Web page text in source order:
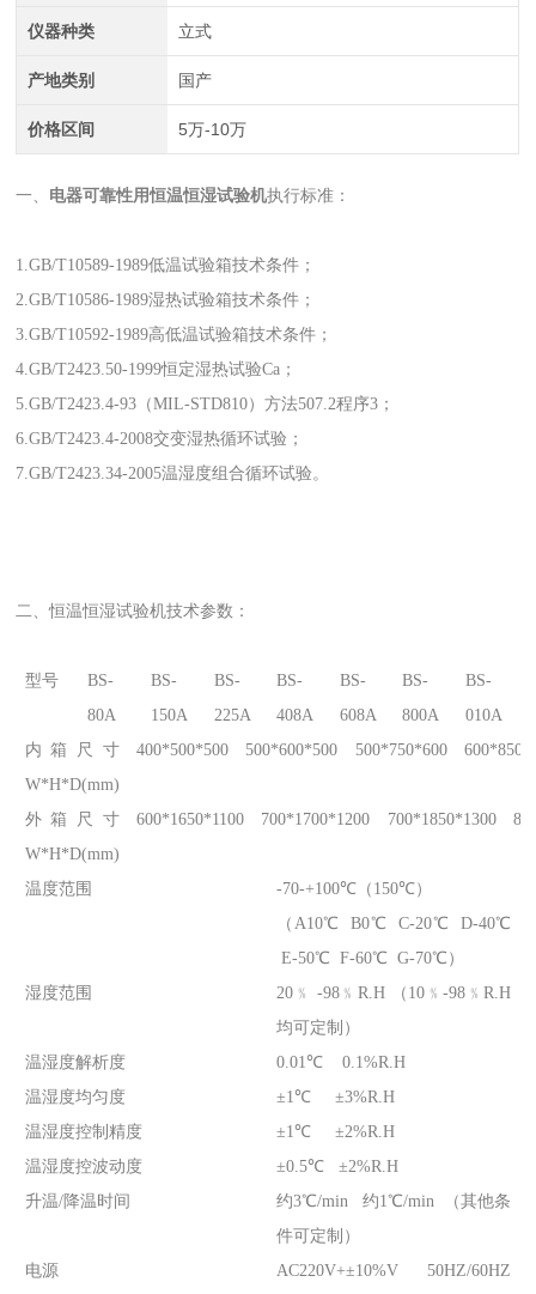
仪器种类 立式
产地类别 国产
价格区间 5万-10万
一、 电器可靠性用恒温恒湿试验机执行标准：
1.GB/T10589-1989低温试验箱技术条件；
2.GB/T10586-1989湿热试验箱技术条件；
3.GB/T10592-1989高低温试验箱技术条件；
4.GB/T2423.50-1999恒定湿热试验Ca；
5.GB/T2423.4-93（MIL-STD810）方法507.2程序3；
6.GB/T2423.4-2008交变湿热循环试验；
7.GB/T2423.34-2005温湿度组合循环试验。
二、恒温恒湿试验机技术参数：
型号
BS-
80A
BS-
150A
BS-
225A
BS-
408A
BS-
608A
BS-
800A
BS-
010A
内箱尺寸
W*H*D(mm)
400*500*500 500*600*500 500*750*600
外箱尺寸
W*H*D(mm)
600*1650*1100 700*1700*1200 700*1850*1300
温度范围
-70-+100℃（150℃）
（A10℃ B0℃ C-20℃ D-40℃
E-50℃ F-60℃ G-70℃）
湿度范围
20﹪ -98﹪R.H （10﹪-98﹪R.H
均可定制）
温湿度解析度
0.01℃ 0.1%R.H
温湿度均匀度
±1℃ ±3%R.H
温湿度控制精度
±1℃ ±2%R.H
温湿度控波动度
±0.5℃ ±2%R.H
升温/降温时间
约3℃/min 约1℃/min （其他条
件可定制）
电源
AC220V+±10%V 50HZ/60HZ